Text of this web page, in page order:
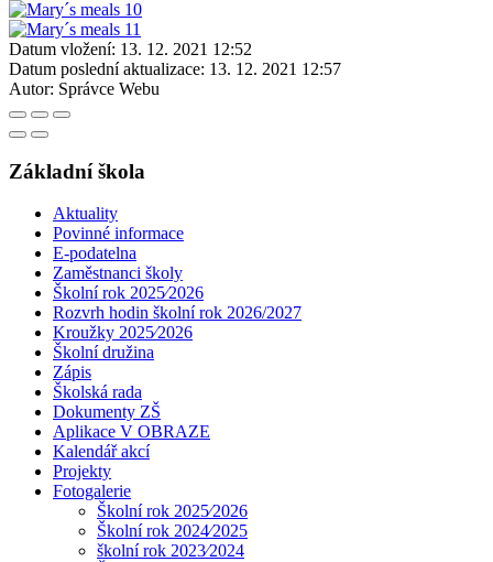
Datum vložení: 13. 12. 2021 12:52
Datum poslední aktualizace: 13. 12. 2021 12:57
Autor: Správce Webu
Základní škola
Aktuality
Povinné informace
E-podatelna
Zaměstnanci školy
Školní rok 2025⁄2026
Rozvrh hodin školní rok 2026/2027
Kroužky 2025⁄2026
Školní družina
Zápis
Školská rada
Dokumenty ZŠ
Aplikace V OBRAZE
Kalendář akcí
Projekty
Fotogalerie
Školní rok 2025⁄2026
Školní rok 2024⁄2025
školní rok 2023⁄2024